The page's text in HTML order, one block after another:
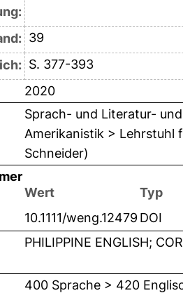
39
S. 377-393
2020
Sprach- und Literatur-
Amerikanistik > Lehrstuhl
Schneider)
Wert
Typ
10.1111/weng.12479 DOI
PHILIPPINE ENGLISH;
400 Sprache > 420